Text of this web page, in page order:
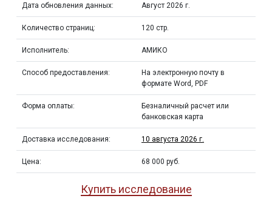
Дата обновления данных: Август 2026 г.
Количество страниц: 120 стр.
Исполнитель: АМИКО
Способ предоставления:
На электронную почту в
формате Word, PDF
Форма оплаты:
Безналичный расчет или
банковская карта
Доставка исследования: 10 августа 2026 г.
Цена: 68 000 руб.
Купить исследование